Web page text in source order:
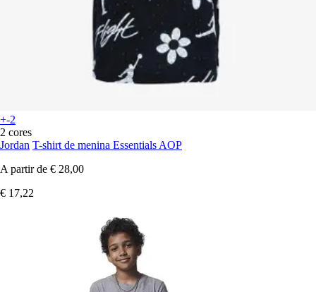
+-2
2 cores
Jordan T-shirt de menina Essentials AOP
A partir de € 28,00
€ 17,22